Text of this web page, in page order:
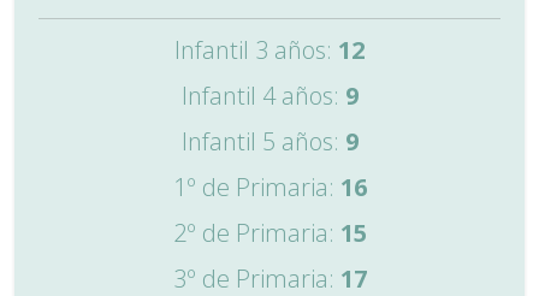
Infantil 3 años: 12
Infantil 4 años: 9
Infantil 5 años: 9
1º de Primaria: 16
2º de Primaria: 15
3º de Primaria: 17